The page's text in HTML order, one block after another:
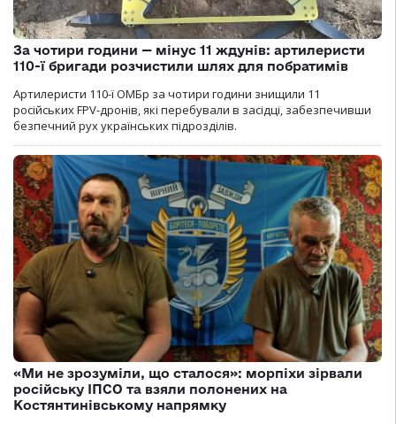
За чотири години — мінус 11 ждунів: артилеристи
110-ї бригади розчистили шлях для побратимів
Артилеристи 110-ї ОМБр за чотири години знищили 11
російських FPV-дронів, які перебували в засідці, забезпечивши
безпечний рух українських підрозділів.
«Ми не зрозуміли, що сталося»: морпіхи зірвали
російську ІПСО та взяли полонених на
Костянтинівському напрямку